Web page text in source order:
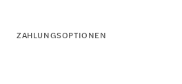
ZAHLUNGSOPTIONEN